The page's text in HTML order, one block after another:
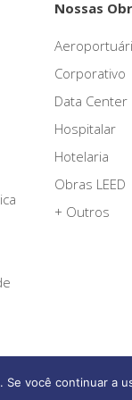
Nossas
Corporativo
Data Center
Hospitalar
Hotelaria
Obras LEED
+ Outros
Engenharia ©
você continuar a